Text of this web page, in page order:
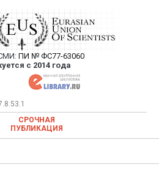
Союз Ученых —
научных статей в
научном журнале
ПИ № ФС77-63060
с 2014 года
— публикация научных статей в
научном журнале
СРОЧНАЯ
ПУБЛИКАЦИЯ